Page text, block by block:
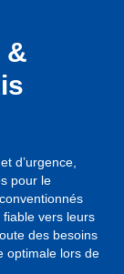
&
d’urgence,
pour le
vers leurs
des besoins
optimale lors de